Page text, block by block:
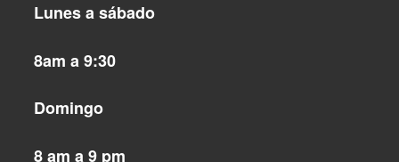
Lunes a sábado
8am a 9:30
Domingo
8 am a 9 pm